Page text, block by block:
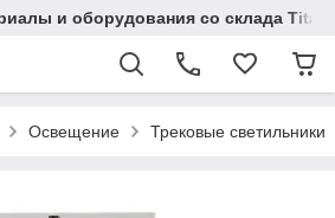
и оборудования со склада
Освещение Трековые светильники